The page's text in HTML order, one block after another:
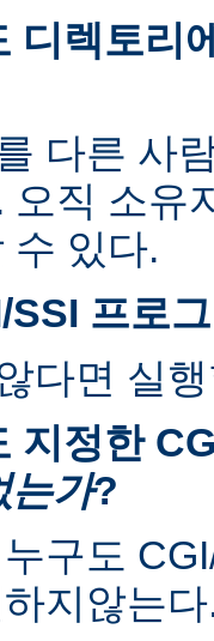
디렉토리
다른 사
오직 소유
수 있다.
SSI 프로
다면 실
지정한
는가?
구도
지않는